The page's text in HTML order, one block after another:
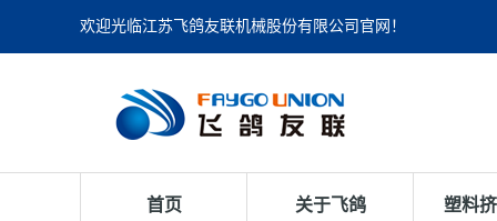
欢迎光临江苏飞鸽友联机械股份有限公司官网！
首页 关于飞鸽 塑料